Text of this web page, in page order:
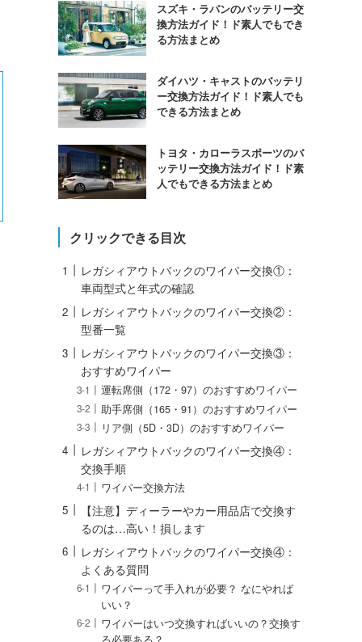
スズキ・ラパンのバッテリー交
換方法ガイド！ド素人でもでき
る方法まとめ
ダイハツ・キャストのバッテリ
ー交換方法ガイド！ド素人でも
できる方法まとめ
トヨタ・カローラスポーツのバ
ッテリー交換方法ガイド！ド素
人でもできる方法まとめ
クリックできる目次
レガシィアウトバックのワイパー交換①：
車両型式と年式の確認
レガシィアウトバックのワイパー交換②：
型番一覧
レガシィアウトバックのワイパー交換③：
おすすめワイパー
運転席側（172・97）のおすすめワイパー
助手席側（165・91）のおすすめワイパー
リア側（5D・3D）のおすすめワイパー
レガシィアウトバックのワイパー交換④：
交換手順
ワイパー交換方法
【注意】ディーラーやカー用品店で交換す
るのは…高い！損します
レガシィアウトバックのワイパー交換④：
よくある質問
ワイパーって手入れが必要？ なにやれば
いい？
ワイパーはいつ交換すればいいの？交換す